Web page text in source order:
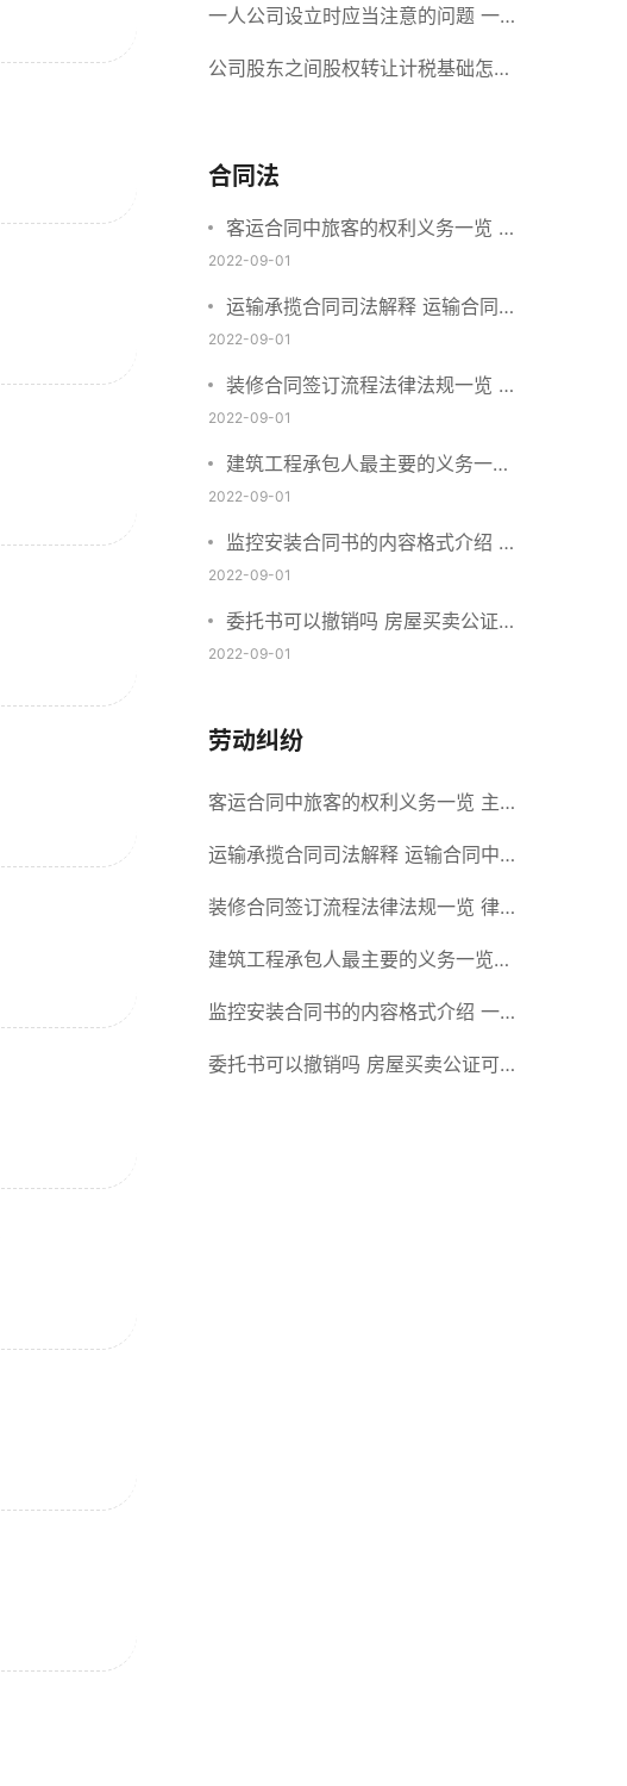
式？来了解下这五种形式
一人公司设立时应当注意的问题 一
人公司的特征
公司股东之间股权转让计税基础怎么
合什么要件？
合同法
客运合同中旅客的权利义务一览 主
要包括这些内容
2022-09-01
运输承揽合同司法解释 运输合同中
承运人的义务有哪些
2022-09-01
装修合同签订流程法律法规一览 律
师解答
2022-09-01
建筑工程承包人最主要的义务一览
承包合同内容介绍
2022-09-01
监控安装合同书的内容格式介绍 一
般包括这些条款
2022-09-01
委托书可以撤销吗 房屋买卖公证可
否撤销
2022-09-01
劳动纠纷
客运合同中旅客的权利义务一览 主
要包括这些内容
运输承揽合同司法解释 运输合同中
承运人的义务有哪些
装修合同签订流程法律法规一览 律
师解答
建筑工程承包人最主要的义务一览
承包合同内容介绍
监控安装合同书的内容格式介绍 一
般包括这些条款
委托书可以撤销吗 房屋买卖公证可